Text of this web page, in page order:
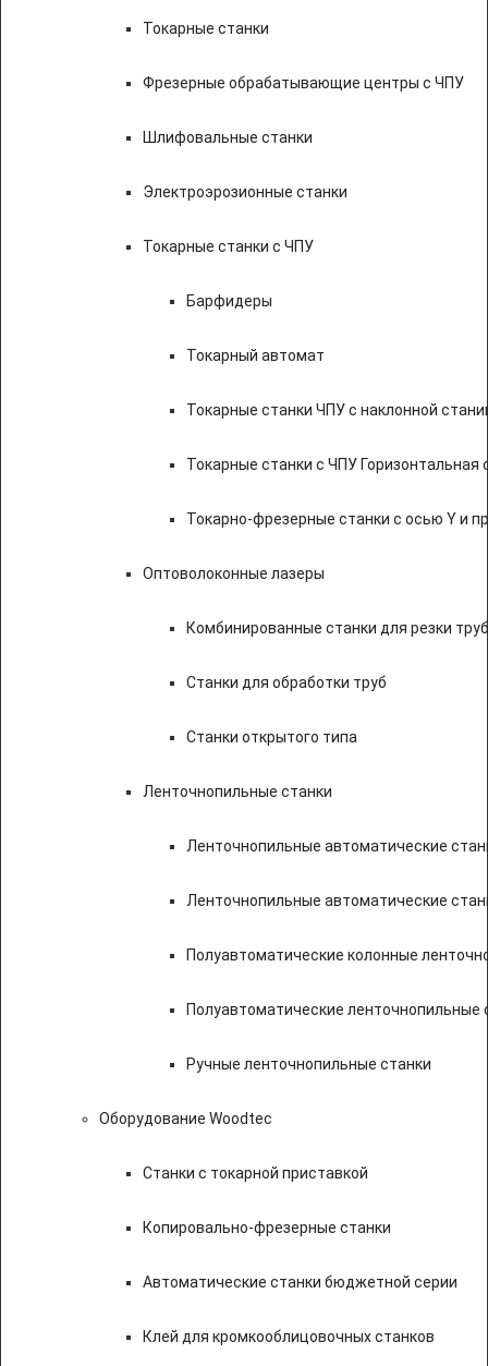
Токарные станки
Фрезерные обрабатывающие центры с ЧПУ
Шлифовальные станки
Электроэрозионные станки
Токарные станки с ЧПУ
Барфидеры
Токарный автомат
Токарные станки ЧПУ c наклонной
Токарные станки с ЧПУ Горизонтальная
Токарно-фрезерные станки с осью Y и
Оптоволоконные лазеры
Комбинированные станки для резки
Станки для обработки труб
Станки открытого типа
Ленточнопильные станки
Ленточнопильные автоматические
Ленточнопильные автоматические
Полуавтоматические колонные
Полуавтоматические ленточнопильные
Ручные ленточнопильные станки
Оборудование Woodtec
Станки с токарной приставкой
Копировально-фрезерные станки
Автоматические станки бюджетной серии
Клей для кромкооблицовочных станков